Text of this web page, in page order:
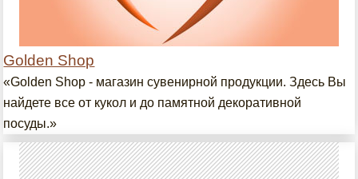
Golden Shop
«Golden Shop - магазин сувенирной продукции. Здесь Вы
найдете все от кукол и до памятной декоративной
посуды.»